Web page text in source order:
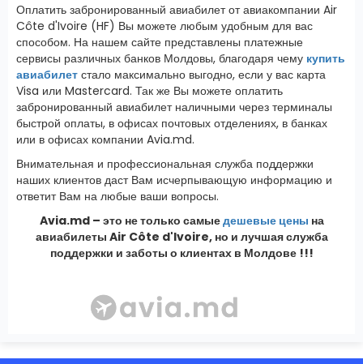
Оплатить забронированный авиабилет от авиакомпании Air
Côte d'Ivoire (HF) Вы можете любым удобным для вас
способом. На нашем сайте представлены платежные
сервисы различных банков Молдовы, благодаря чему купить
авиабилет стало максимально выгодно, если у вас карта
Visa или Mastercard. Так же Вы можете оплатить
забронированный авиабилет наличными через терминалы
быстрой оплаты, в офисах почтовых отделениях, в банках
или в офисах компании Avia.md.
Внимательная и профессиональная служба поддержки
наших клиентов даст Вам исчерпывающую информацию и
ответит Вам на любые ваши вопросы.
Avia.md – это не только самыедешевые цены на
авиабилеты Air Côte d'Ivoire, но и лучшая служба
поддержки и заботы о клиентах в Молдове !!!